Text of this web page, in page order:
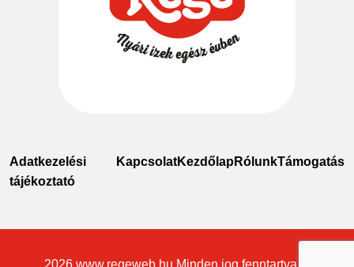
Adatkezelési
tájékoztató
KapcsolatKezdőlap RólunkTámogatás
2026 www.regeweb.hu Minden jog fenntartva ©